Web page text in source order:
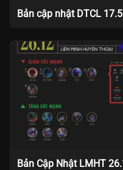
Bản cập nhật DTCL
Bản Cập Nhật LMHT